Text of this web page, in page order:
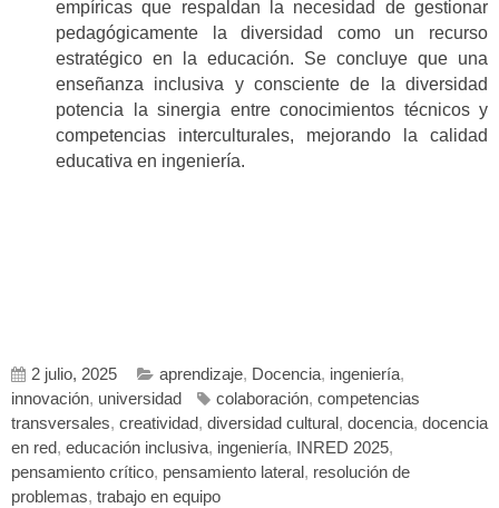
empíricas que respaldan la necesidad de gestionar
pedagógicamente la diversidad como un recurso
estratégico en la educación. Se concluye que una
enseñanza inclusiva y consciente de la diversidad
potencia la sinergia entre conocimientos técnicos y
competencias interculturales, mejorando la calidad
educativa en ingeniería.
2 julio, 2025 aprendizaje, Docencia, ingeniería,
innovación, universidad colaboración, competencias
transversales, creatividad, diversidad cultural, docencia, docencia
en red, educación inclusiva, ingeniería, INRED 2025,
pensamiento crítico, pensamiento lateral, resolución de
problemas, trabajo en equipo